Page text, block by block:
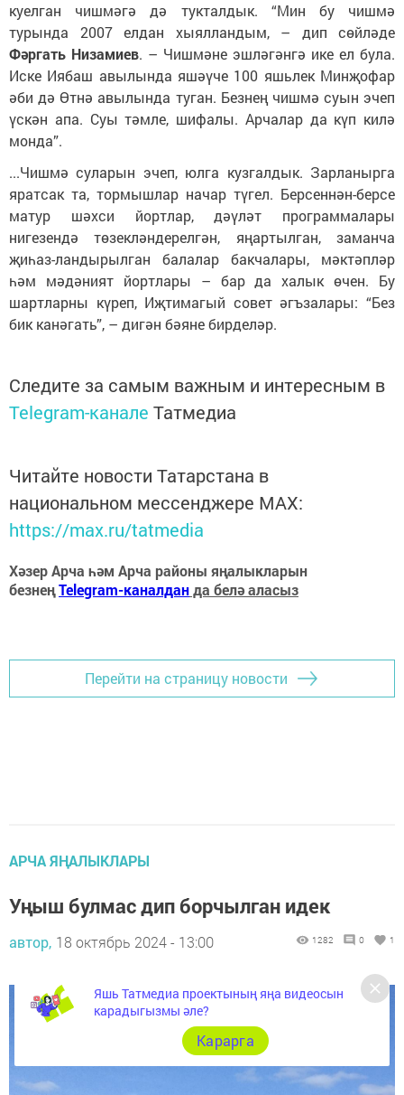
куелган чишмәгә дә тукталдык. “Мин бу чишмә
турында 2007 елдан хыялландым, – дип сөйләде
Фәргать Низамиев. – Чишмәне эшләгәнгә ике ел була.
Иске Иябаш авылында яшәүче 100 яшьлек Минҗофар
әби дә Өтнә авылында туган. Безнең чишмә суын эчеп
үскән апа. Суы тәмле, шифалы. Арчалар да күп килә
монда”.
...Чишмә суларын эчеп, юлга кузгалдык. Зарланырга
яратсак та, тормышлар начар түгел. Берсеннән-берсе
матур шәхси йортлар, дәүләт программалары
нигезендә төзекләндерелгән, яңартылган, заманча
җиһаз-ландырылган балалар бакчалары, мәктәпләр
һәм мәдәният йортлары – бар да халык өчен. Бу
шартларны күреп, Иҗтимагый совет әгъзалары: “Без
бик канәгать”, – дигән бәяне бирделәр.
Следите за самым важным и интересным в
Telegram-канале Татмедиа
Читайте новости Татарстана в
национальном мессенджере MАХ:
https://max.ru/tatmedia
Хәзер Арча һәм Арча районы яңалыкларын
безнеңTelegram-каналданда белә аласыз
Перейти на страницу новости
АРЧА ЯҢАЛЫКЛАРЫ
Уңыш булмас дип борчылган идек
автор, 18 октябрь 2024 - 13:00 1282 0 1
Яшь Татмедиа проектының яңа видеосын
карадыгызмы әле?
Карарга